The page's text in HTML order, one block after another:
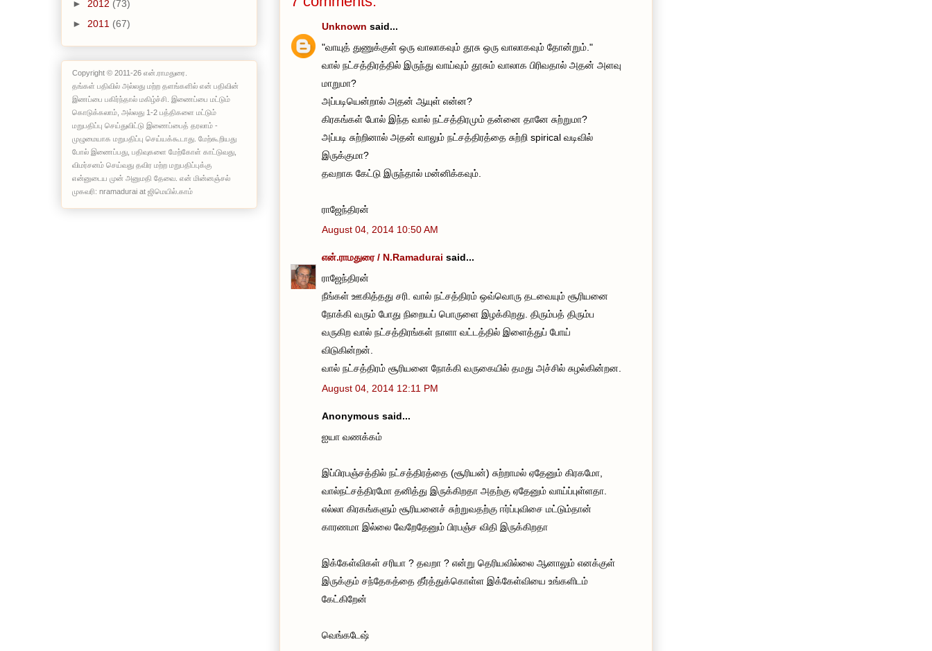
Unknown said...
"வாயுத் துணுக்குள் ஒரு வாலாகவும் தூசு ஒரு வாலாகவும் தோன்றும்."
வால் நட்சத்திரத்தில் இருந்து வாய்வும் தூசும் வாலாக பிரிவதால் அதன் அளவு
மாறுமா?
அப்படியென்றால் அதன் ஆயுள் என்ன?
கிரகங்கள் போல் இந்த வால் நட்சத்திரமும் தன்னை தானே சுற்றுமா?
அப்படி சுற்றினால் அதன் வாலும் நட்சத்திரத்தை சுற்றி spirical வடிவில்
இருக்குமா?
தவறாக கேட்டு இருந்தால் மன்னிக்கவும்.
ராஜேந்திரன்
August 04, 2014 10:50 AM
என்.ராமதுரை / N.Ramadurai said...
ராஜேந்திரன்
நீங்கள் ஊகித்தது சரி. வால் நட்சத்திரம் ஒவ்வொரு தடவையும் சூரியனை
நோக்கி வரும் போது நிறையப் பொருளை இழக்கிறது. திரும்பத் திரும்ப
வருகிற வால் நட்சத்திரங்கள் நாளா வட்டத்தில் இளைத்துப் போய்
விடுகின்றன்.
வால் நட்சத்திரம் சூரியனை நோக்கி வருகையில் தமது அச்சில் சுழல்கின்றன.
August 04, 2014 12:11 PM
Anonymous said...
ஐயா வணக்கம்
இப்பிரபஞ்சத்தில் நட்சத்திரத்தை (சூரியன்) சுற்றாமல் ஏதேனும் கிரகமோ,
வால்நட்சத்திரமோ தனித்து இருக்கிறதா அதற்கு ஏதேனும் வாய்ப்புள்ளதா.
எல்லா கிரகங்களும் சூரியனைச் சுற்றுவதற்கு ஈர்ப்புவிசை மட்டும்தான்
காரணமா இல்லை வேறேதேனும் பிரபஞ்ச விதி இருக்கிறதா
இக்கேள்விகள் சரியா ? தவறா ? என்று தெரியவில்லை ஆனாலும் எனக்குள்
இருக்கும் சந்தேகத்தை தீர்த்துக்கொள்ள இக்கேள்வியை உங்களிடம்
கேட்கிறேன்
வெங்கடேஷ்
► 2012 (73)
► 2011 (67)
Copyright © 2011-26 என்.ராமதுரை.
தங்கள் பதிவில் அல்லது மற்ற தளங்களில் என் பதிவின்
இணப்பை பகிர்ந்தால் மகிழ்ச்சி. இணைப்பை மட்டும்
கொடுக்கலாம், அல்லது 1-2 பத்திகளை மட்டும்
மறுபதிப்பு செய்துவிட்டு இணைப்பைத் தரலாம் -
முழுமையாக மறுபதிப்பு செய்யக்கூடாது. மேற்கூறியது
போல் இணைப்பது, பதிவுகளை மேற்கோள் காட்டுவது,
விமர்சனம் செய்வது தவிர மற்ற மறுபதிப்புக்கு
என்னுடைய முன் அனுமதி தேவை. என் மின்னஞ்சல்
முகவரி: nramadurai at ஜிமெயில்.காம்